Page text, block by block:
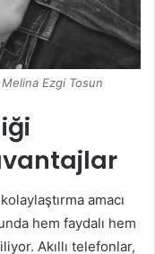
Ezgi Tosun
amacı
hem faydalı hem
Akıllı telefonlar,